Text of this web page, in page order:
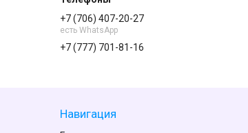
+7 (706) 407-20-27
есть WhatsApp
+7 (777) 701-81-16
Навигация